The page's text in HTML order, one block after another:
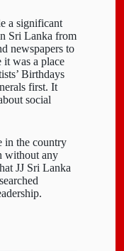
a significant
Sri Lanka from
newspapers to
it was a place
Birthdays
first. It
social
in the country
without any
JJ Sri Lanka